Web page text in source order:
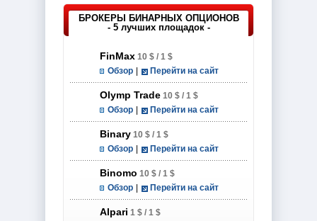
БРОКЕРЫ БИНАРНЫХ ОПЦИОНОВ
- 5 лучших площадок -
FinMax 10 $ / 1 $
Обзор Перейти на сайт
Olymp Trade 10 $ / 1 $
Обзор Перейти на сайт
Binary 10 $ / 1 $
Обзор Перейти на сайт
Binomo 10 $ / 1 $
Обзор Перейти на сайт
Alpari 1 $ / 1 $